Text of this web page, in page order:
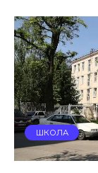
ШКОЛА